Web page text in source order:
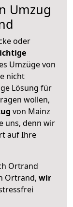
Umzug
oder
Umzüge von
nicht
Lösung für
wollen,
von Mainz
uns, denn wir
auf Ihre
Ortrand
Ortrand, wir